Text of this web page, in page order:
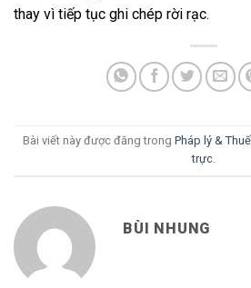
thay vì tiếp tục ghi chép rời rạc.
Bài viết này được đăng trong Pháp lý & Thuế
trực.
BÙI NHUNG